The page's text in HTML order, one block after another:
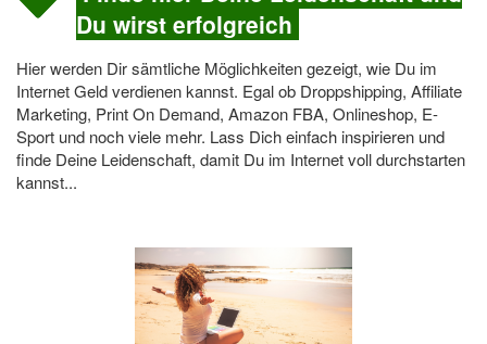
Du wirst erfolgreich
Hier werden Dir sämtliche Möglichkeiten gezeigt, wie Du im
Internet Geld verdienen kannst. Egal ob Droppshipping, Affiliate
Marketing, Print On Demand, Amazon FBA, Onlineshop, E-
Sport und noch viele mehr. Lass Dich einfach inspirieren und
finde Deine Leidenschaft, damit Du im Internet voll durchstarten
kannst...